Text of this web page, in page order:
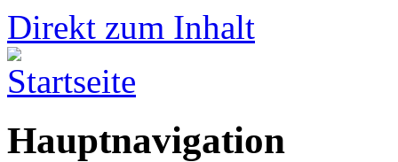
Direkt zum Inhalt
Hauptnavigation